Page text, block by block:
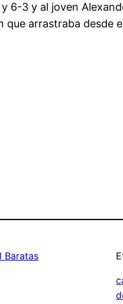
6-3 y al joven
arrastraba desde
Baratas